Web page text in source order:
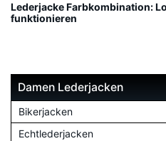
Lederjacke Farbkombination:
funktionieren
Damen Lederjacken
Bikerjacken
Echtlederjacken